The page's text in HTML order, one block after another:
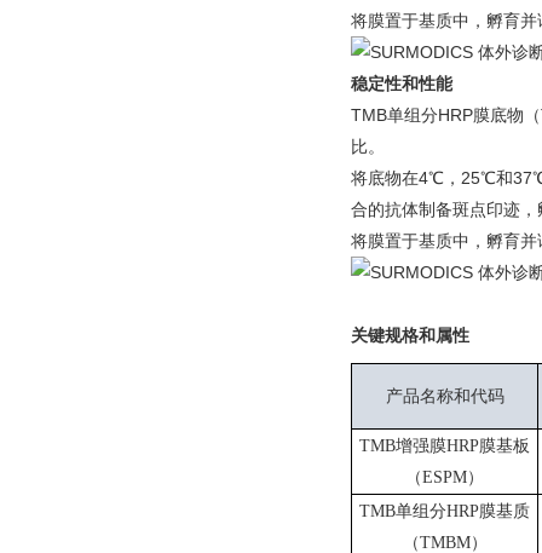
将膜置于基质中，孵育并
稳定性和性能
TMB单组分HRP膜底物
比。
将底物在4℃，25℃和37℃
合的抗体制备斑点印迹
将膜置于基质中，孵育并
关键规格和属性
产品名称和代码
TMB增强膜HRP膜基板
（ESPM）
TMB单组分HRP膜基质
（TMBM）